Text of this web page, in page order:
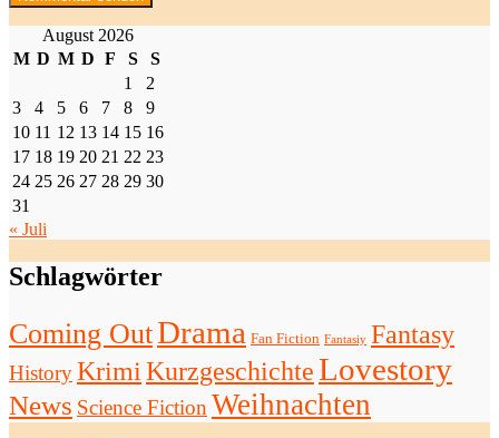
August 2026
M D M D F S
S
1
2
3
4 5 6 7 8
9
10 11 12 13 14 15 16
17 18 19 20 21 22 23
24 25 26 27 28 29 30
31
« Juli
Schlagwörter
Coming OutDrama Fan Fiction Fantasiy Fantasy
HistoryKrimi KurzgeschichteLovestory
News Science Fiction Weihnachten